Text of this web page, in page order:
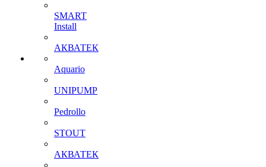
SMART
Install
АКВАТЕК
Aquario
UNIPUMP
Pedrollo
STOUT
АКВАТЕК